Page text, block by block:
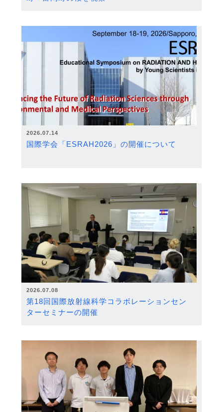
2026.07.14
国際学会「ESRAH2026」の開催について
2026.07.08
第18回国際放射線科学コラボレーションセン
ターセミナーの開催